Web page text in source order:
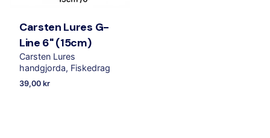
Carsten Lures G-
Line 6" (15cm)
Carsten Lures
handgjorda Fiskedrag
39,00 kr